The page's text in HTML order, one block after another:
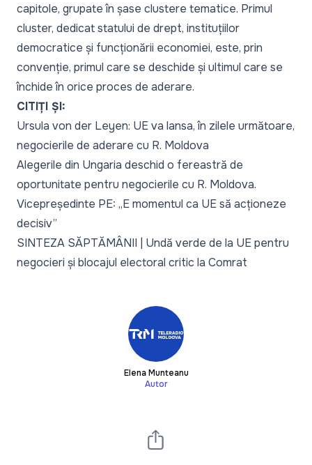
capitole, grupate în șase clustere tematice. Primul
cluster, dedicat statului de drept, instituțiilor
democratice și funcționării economiei, este, prin
convenție, primul care se deschide și ultimul care se
închide în orice proces de aderare.
CITIȚI ȘI:
Ursula von der Leyen: UE va lansa, în zilele următoare,
negocierile de aderare cu R. Moldova
Alegerile din Ungaria deschid o fereastră de
oportunitate pentru negocierile cu R. Moldova.
Vicepreședinte PE: „E momentul ca UE să acționeze
decisiv”
SINTEZA SĂPTĂMÂNII | Undă verde de la UE pentru
negocieri și blocajul electoral critic la Comrat
Elena Munteanu
Autor